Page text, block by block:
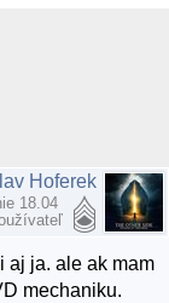
Hoferek
18.04
aj ja. ale ak mam
mechaniku.